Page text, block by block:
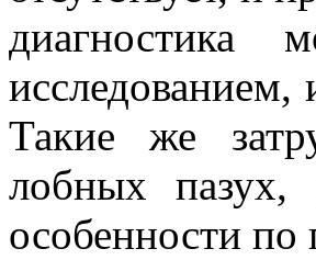
диагностика
Такие же
лобных
особенности по